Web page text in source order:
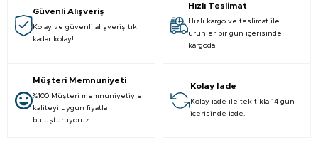
Güvenli Alışveriş
Kolay ve güvenli alışveriş tık
kadar kolay!
Hızlı Teslimat
Hızlı kargo ve teslimat ile
ürünler bir gün içerisinde
kargoda!
Müşteri Memnuniyeti
%100 Müşteri memnuniyetiyle
kaliteyi uygun fiyatla
buluşturuyoruz.
Kolay İade
Kolay iade ile tek tıkla 14 gün
içerisinde iade.